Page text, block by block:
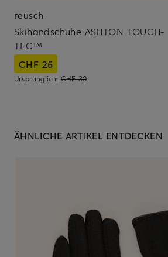
reusch
Skihandschuhe ASHTON TOUCH-
TEC™
CHF 25
Ursprünglich: CHF 30
ÄHNLICHE ARTIKEL ENTDECKEN